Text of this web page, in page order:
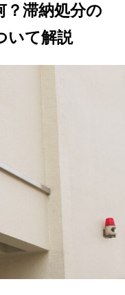
？滞納処分の
いて解説